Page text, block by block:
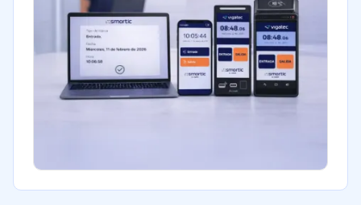
Alimentaria
Salud
Manufactura
Gobierno